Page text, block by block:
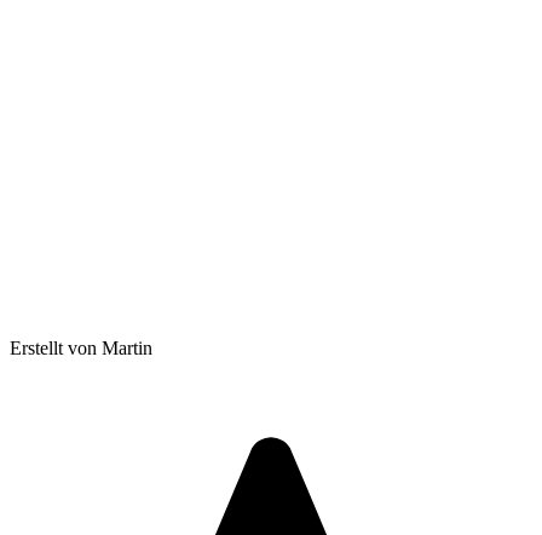
Erstellt von Martin